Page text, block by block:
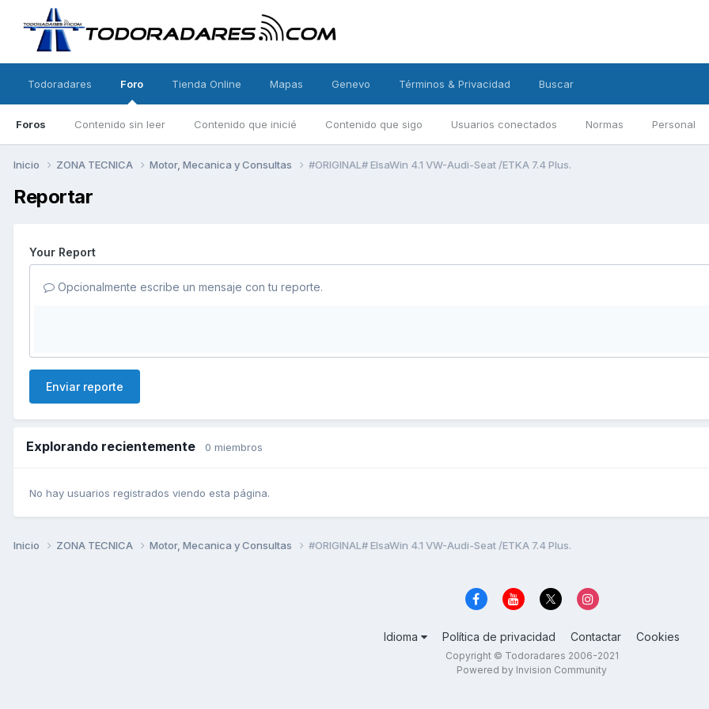
Todoradares Foro
Foros Contenido sin leer Contenido que inicié Contenido que sigo Usuarios conectados Normas Personal
Tienda Online Mapas Genevo Términos & Privacidad Buscar
Inicio ZONA TECNICA Motor, Mecanica y Consultas #ORIGINAL# ElsaWin 4.1 VW-Audi-Seat /ETKA 7.4 Plus.
Reportar
Your Report
Opcionalmente escribe un mensaje con tu reporte.
Enviar reporte
Explorando recientemente 0 miembros
No hay usuarios registrados viendo esta página.
Inicio ZONA TECNICA Motor, Mecanica y Consultas #ORIGINAL# ElsaWin 4.1 VW-Audi-Seat /ETKA 7.4 Plus.
Idioma Política de privacidad Contactar Cookies
Copyright © Todoradares 2006-2021
Powered by Invision Community